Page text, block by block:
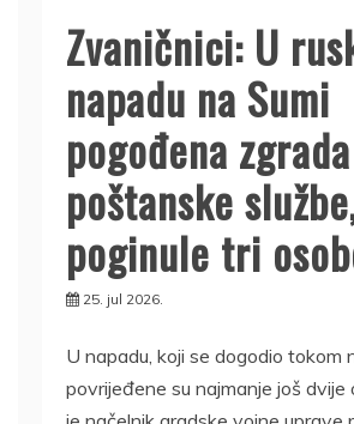
Zvaničnici: U
napadu na Sumi
pogođena zgrada
poštanske
poginule tri
25. jul 2026.
U napadu, koji se dogodio tokom
povrijeđene su najmanje još dvije